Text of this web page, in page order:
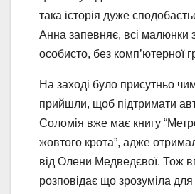
така історія дуже
Анна запевняє, всі малюнки
особисто, без комп’ютерної
На заході було присутньо
прийшли, щоб підтримати
Соломія вже має книгу
жовтого крота”, адже
від Олени Медведєвої. Тож
розповідає що зрозуміла для